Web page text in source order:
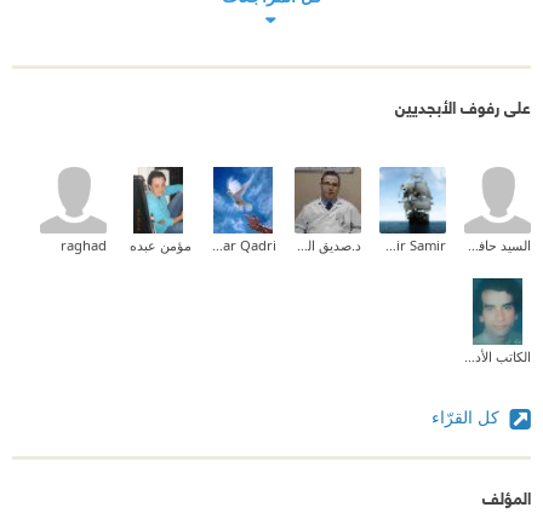
على رفوف الأبجديين
مؤمن عبده raghad
كل القرّاء
المؤلف